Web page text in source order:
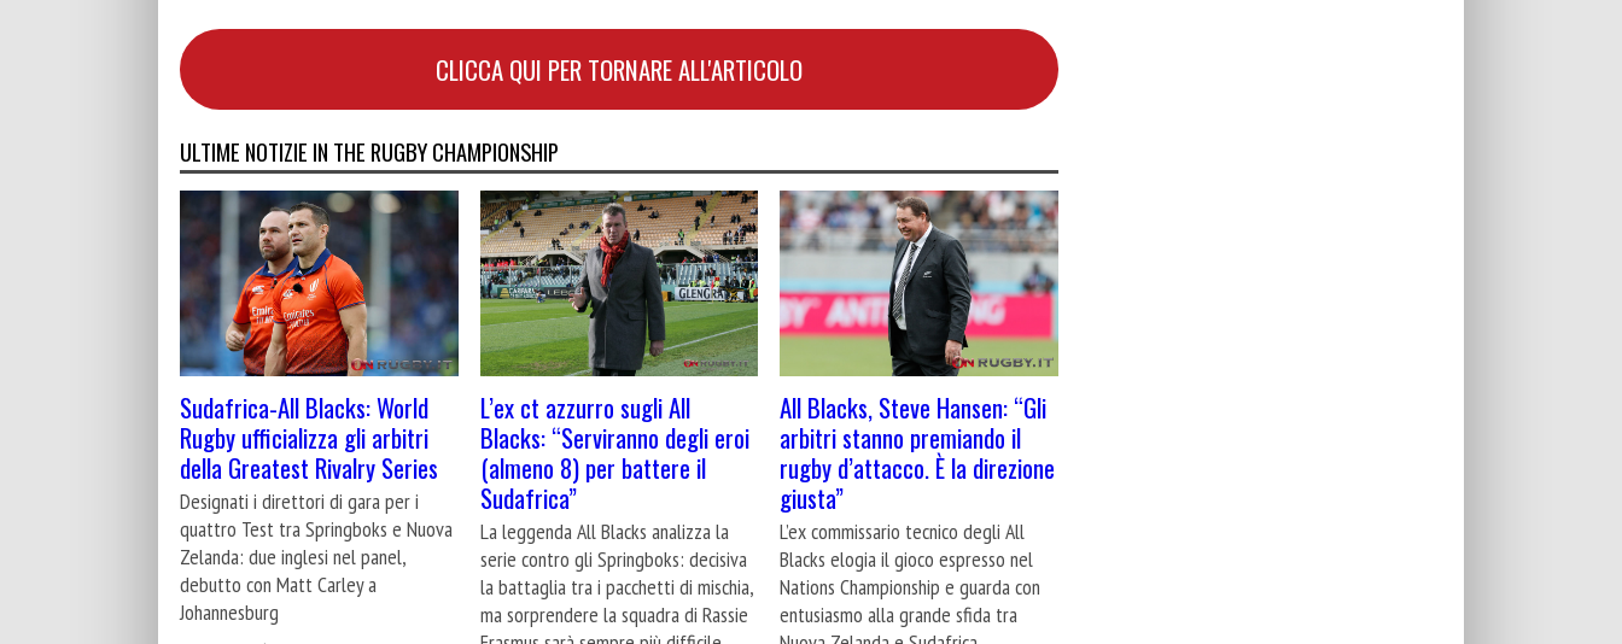
CLICCA QUI PER TORNARE ALL'ARTICOLO
ULTIME NOTIZIE IN THE RUGBY CHAMPIONSHIP
Sudafrica-All Blacks: World
Rugby ufficializza gli arbitri
della Greatest Rivalry Series
Designati i direttori di gara per i
quattro Test tra Springboks e Nuova
Zelanda: due inglesi nel panel,
debutto con Matt Carley a
Johannesburg
L’ex ct azzurro sugli All
Blacks: “Serviranno degli eroi
(almeno 8) per battere il
Sudafrica”
La leggenda All Blacks analizza la
serie contro gli Springboks: decisiva
la battaglia tra i pacchetti di mischia,
ma sorprendere la squadra di Rassie
All Blacks, Steve Hansen: “Gli
arbitri stanno premiando il
rugby d’attacco. È la direzione
giusta”
L’ex commissario tecnico degli All
Blacks elogia il gioco espresso nel
Nations Championship e guarda con
entusiasmo alla grande sfida tra